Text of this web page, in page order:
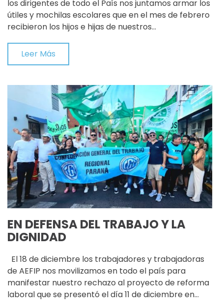
los dirigentes de todo el País nos juntamos armar los
útiles y mochilas escolares que en el mes de febrero
recibieron los hijos e hijas de nuestros…
Leer Más
EN DEFENSA DEL TRABAJO Y LA
DIGNIDAD
El 18 de diciembre los trabajadores y trabajadoras
de AEFIP nos movilizamos en todo el país para
manifestar nuestro rechazo al proyecto de reforma
laboral que se presentó el día 11 de diciembre en…